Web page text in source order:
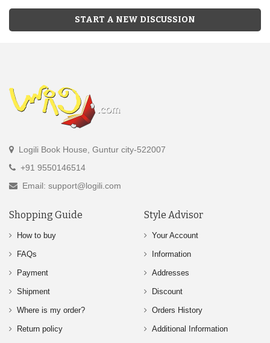
START A NEW DISCUSSION
Logili Book House, Guntur city-522007
+91 9550146514
Email: support@logili.com
Shopping Guide
How to buy
FAQs
Payment
Shipment
Where is my order?
Return policy
Style Advisor
Your Account
Information
Addresses
Discount
Orders History
Additional Information